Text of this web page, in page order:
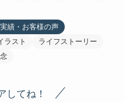
績・お客様の声
ラスト
ライフストーリー
してね！